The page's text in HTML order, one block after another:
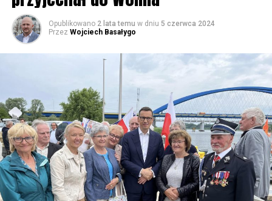
Opublikowano 2 lata temu w dniu 5 czerwca 2024
Przez Wojciech Basałygo